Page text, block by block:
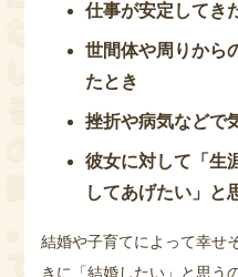
仕事が安定してき
世間体や周りから
たとき
挫折や病気などで
彼女に対して「生
してあげたい」と
結婚や子育てによって幸せ
きに「結婚したい」と思う